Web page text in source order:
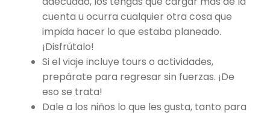
cuenta u ocurra cualquier otra cosa que
impida hacer lo que estaba planeado.
¡Disfrútalo!
Si el viaje incluye tours o actividades,
prepárate para regresar sin fuerzas. ¡De
eso se trata!
Dale a los niños lo que les gusta, tanto para